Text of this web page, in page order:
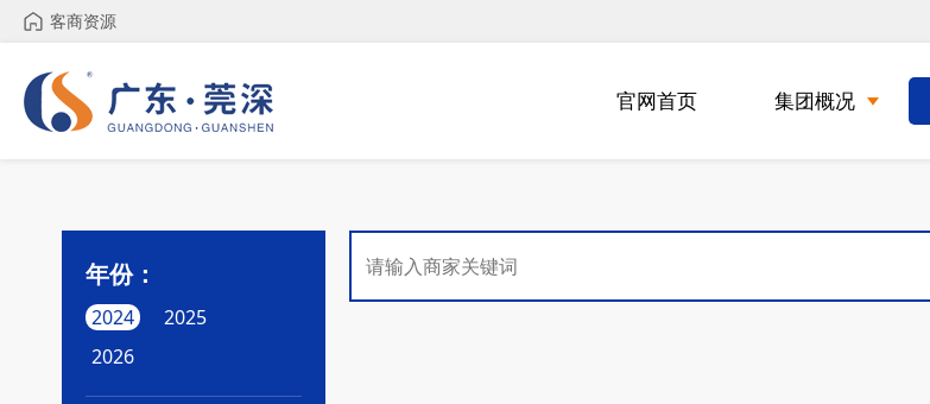
客商资源
官网首页 集团概况
年份：
2024
2025
2026